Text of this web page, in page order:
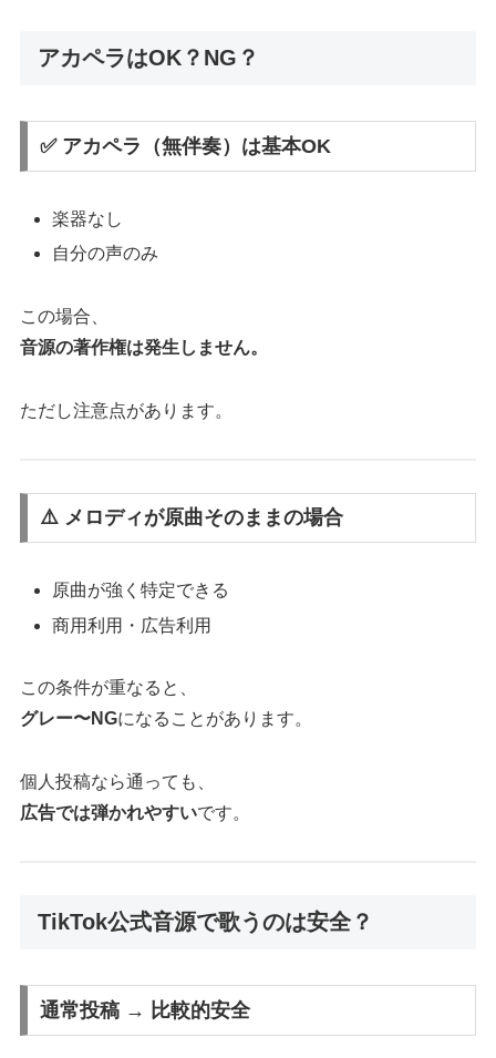
アカペラはOK？NG？
✅ アカペラ（無伴奏）は基本OK
楽器なし
自分の声のみ
この場合、
音源の著作権は発生しません。
ただし注意点があります。
⚠️ メロディが原曲そのままの場合
原曲が強く特定できる
商用利用・広告利用
この条件が重なると、
グレー〜NGになることがあります。
個人投稿なら通っても、
広告では弾かれやすいです。
TikTok公式音源で歌うのは安全？
通常投稿 → 比較的安全